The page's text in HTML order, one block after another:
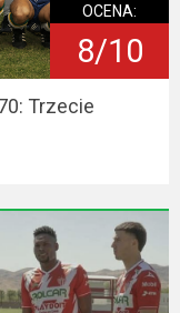
OCENA:
8/10
Trzecie